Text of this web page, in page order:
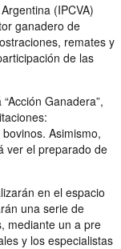
(IPCVA)
ganadero de
remates y
de las
Ganadera”,
Asimismo,
ver el preparado de
en el espacio
una serie de
mediante un a pre
y los especialistas